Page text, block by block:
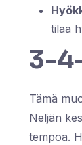
tilaa
3-
Tämä
Neljän
tempoa.